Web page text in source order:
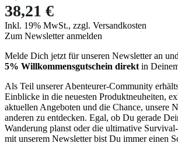
38,21 €
Inkl. 19% MwSt., zzgl. Versandkosten
Zum Newsletter anmelden
Melde Dich jetzt für unseren Newsletter an
5% Willkommensgutschein direkt in
Als Teil unserer Abenteurer-Community
Einblicke in die neuesten Produktneuheiten,
aktuellen Angeboten und die Chance, unsere
anderen zu entdecken. Egal, ob Du gerade
Wanderung planst oder die ultimative
mit unserem Newsletter bist Du immer einen